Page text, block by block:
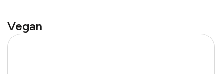
Vegan